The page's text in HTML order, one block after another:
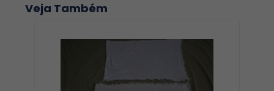
Veja Também